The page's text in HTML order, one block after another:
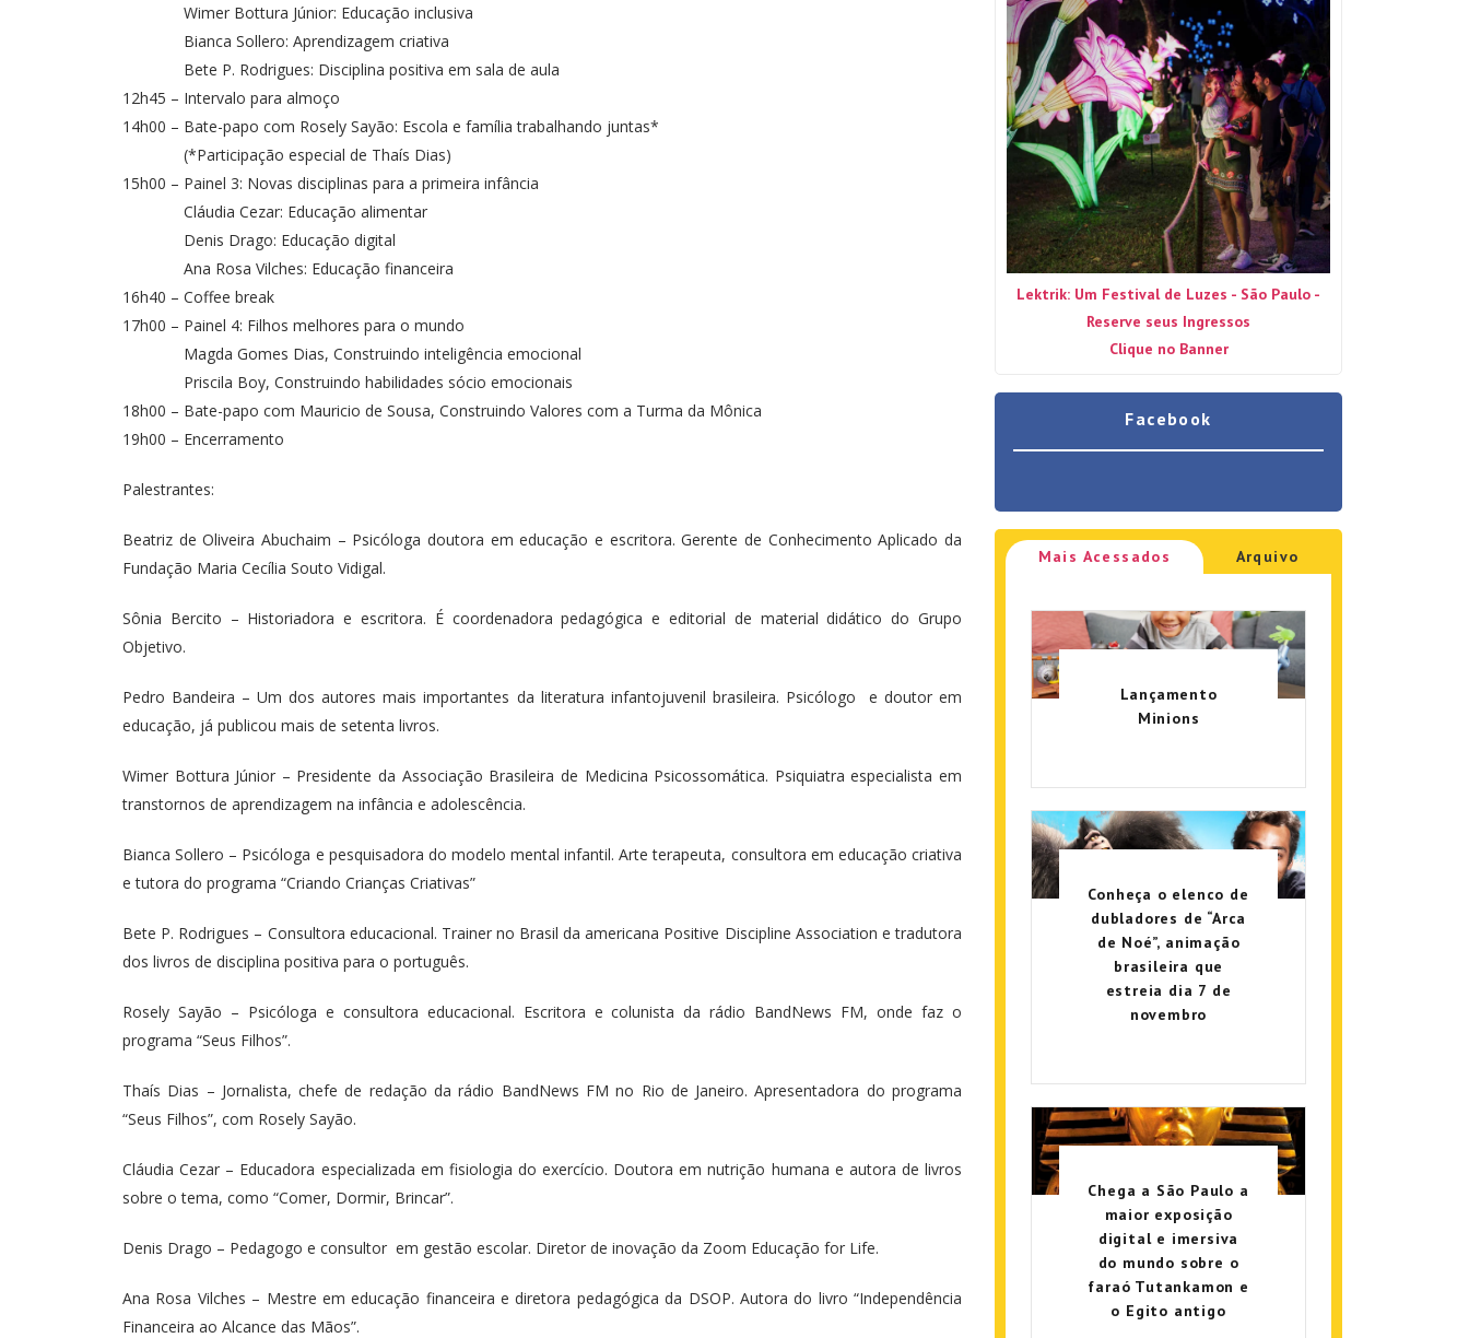
Wimer Bottura Júnior: Educação inclusiva
Bianca Sollero: Aprendizagem criativa
Bete P. Rodrigues: Disciplina positiva em sala de aula
12h45 – Intervalo para almoço
14h00 – Bate-papo com Rosely Sayão: Escola e família trabalhando juntas*
(*Participação especial de Thaís Dias)
15h00 – Painel 3: Novas disciplinas para a primeira infância
Cláudia Cezar: Educação alimentar
Denis Drago: Educação digital
Ana Rosa Vilches: Educação financeira
16h40 – Coffee break
17h00 – Painel 4: Filhos melhores para o mundo
Magda Gomes Dias, Construindo inteligência emocional
Priscila Boy, Construindo habilidades sócio emocionais
18h00 – Bate-papo com Mauricio de Sousa, Construindo Valores com a Turma da Mônica
19h00 – Encerramento
Palestrantes:
Beatriz de Oliveira Abuchaim – Psicóloga doutora em educação e escritora. Gerente de Conhecimento Aplicado da
Fundação Maria Cecília Souto Vidigal.
Sônia Bercito – Historiadora e escritora. É coordenadora pedagógica e editorial de material didático do Grupo
Objetivo.
Pedro Bandeira – Um dos autores mais importantes da literatura infantojuvenil brasileira. Psicólogo e doutor em
educação, já publicou mais de setenta livros.
Wimer Bottura Júnior – Presidente da Associação Brasileira de Medicina Psicossomática. Psiquiatra especialista em
transtornos de aprendizagem na infância e adolescência.
Bianca Sollero – Psicóloga e pesquisadora do modelo mental infantil. Arte terapeuta, consultora em educação criativa
e tutora do programa “Criando Crianças Criativas”
Bete P. Rodrigues – Consultora educacional. Trainer no Brasil da americana Positive Discipline Association e tradutora
dos livros de disciplina positiva para o português.
Rosely Sayão – Psicóloga e consultora educacional. Escritora e colunista da rádio BandNews FM, onde faz o
programa “Seus Filhos”.
Thaís Dias – Jornalista, chefe de redação da rádio BandNews FM no Rio de Janeiro. Apresentadora do programa
“Seus Filhos”, com Rosely Sayão.
Cláudia Cezar – Educadora especializada em fisiologia do exercício. Doutora em nutrição humana e autora de livros
sobre o tema, como “Comer, Dormir, Brincar”.
Denis Drago – Pedagogo e consultor em gestão escolar. Diretor de inovação da Zoom Educação for Life.
Ana Rosa Vilches – Mestre em educação financeira e diretora pedagógica da DSOP. Autora do livro “Independência
Financeira ao Alcance das Mãos”.
Lektrik: Um Festival de Luzes - São Paulo -
Reserve seus Ingressos
Clique no Banner
Facebook
Mais Acessados Arquivo
Lançamento
Minions
Conheça o elenco de
dubladores de “Arca
de Noé”, animação
brasileira que
estreia dia 7 de
novembro
Chega a São Paulo a
maior exposição
digital e imersiva
do mundo sobre o
faraó Tutankamon e
o Egito antigo